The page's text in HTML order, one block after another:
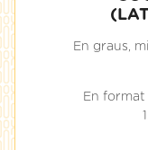
En graus,
En format